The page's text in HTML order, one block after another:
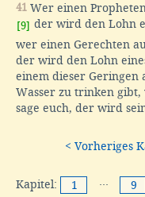
41 Wer einen
[9] der wird den Lohn
wer einen Gerechten
der wird den Lohn
einem dieser Geringen
Wasser zu trinken
sage euch, der wird
< Vorheriges
Kapitel: 1 ··· 9